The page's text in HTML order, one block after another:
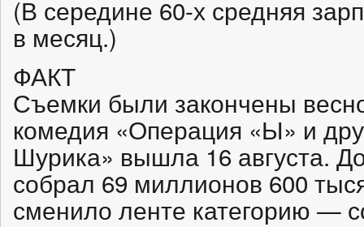
(В середине 60-х средняя
в месяц.)
ФАКТ
Съемки были закончены
комедия «Операция «Ы» и
Шурика» вышла 16 августа.
собрал 69 миллионов 600
сменило ленте категорию —